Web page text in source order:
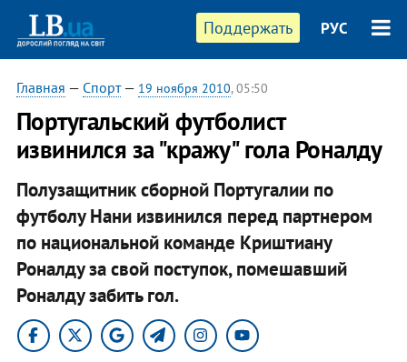
Поддержать РУС
Главная — Спорт— 19 ноября 2010, 05:50
Португальский футболист
извинился за "кражу" гола Роналду
Полузащитник сборной Португалии по
футболу Нани извинился перед партнером
по национальной команде Криштиану
Роналду за свой поступок, помешавший
Роналду забить гол.